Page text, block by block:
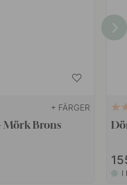
+ FÄRGER
Mörk Brons